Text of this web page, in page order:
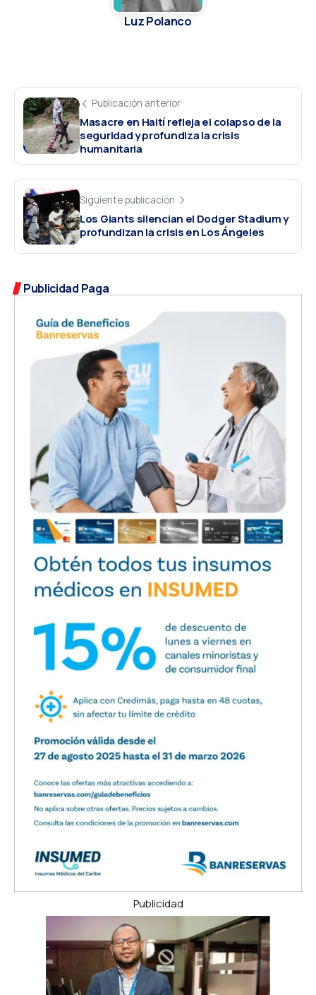
Luz Polanco
Publicación anterior
Masacre en Haití refleja el colapso de la
seguridad y profundiza la crisis
humanitaria
Siguiente publicación
Los Giants silencian el Dodger Stadium y
profundizan la crisis en Los Ángeles
Publicidad Paga
Publicidad